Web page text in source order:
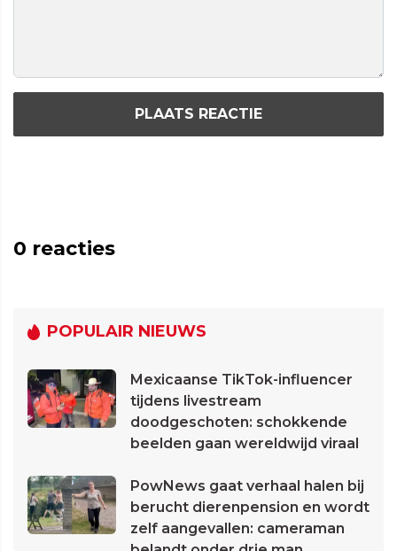
PLAATS REACTIE
0 reacties
POPULAIR NIEUWS
Mexicaanse TikTok-influencer
tijdens livestream
doodgeschoten: schokkende
beelden gaan wereldwijd viraal
PowNews gaat verhaal halen bij
berucht dierenpension en wordt
zelf aangevallen: cameraman